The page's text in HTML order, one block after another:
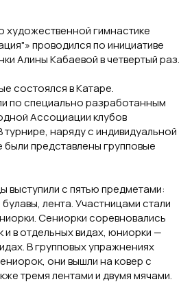
художественной гимнастике
проводился по инициативе
Алины Кабаевой в четвертый раз.
состоялся в Катаре.
по специально разработанным
Ассоциации клубов
турнире, наряду с индивидуальной
представлены групповые
выступили с пятью предметами:
лента. Участницами стали
Сениорки соревновались
и в отдельных видах, юниорки —
В групповых упражнениях
они вышли на ковер с
тремя лентами и двумя мячами.